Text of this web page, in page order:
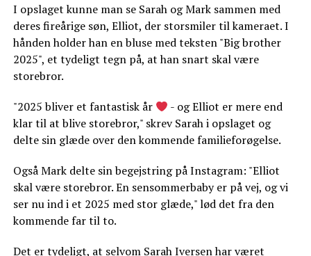
I opslaget kunne man se Sarah og Mark sammen med
deres fireårige søn, Elliot, der storsmiler til kameraet. I
hånden holder han en bluse med teksten "Big brother
2025", et tydeligt tegn på, at han snart skal være
storebror.
"2025 bliver et fantastisk år
- og Elliot er mere end
klar til at blive storebror," skrev Sarah i opslaget og
delte sin glæde over den kommende familieforøgelse.
Også Mark delte sin begejstring på Instagram: "Elliot
skal være storebror. En sensommerbaby er på vej, og vi
ser nu ind i et 2025 med stor glæde," lød det fra den
kommende far til to.
Det er tydeligt, at selvom Sarah Iversen har været